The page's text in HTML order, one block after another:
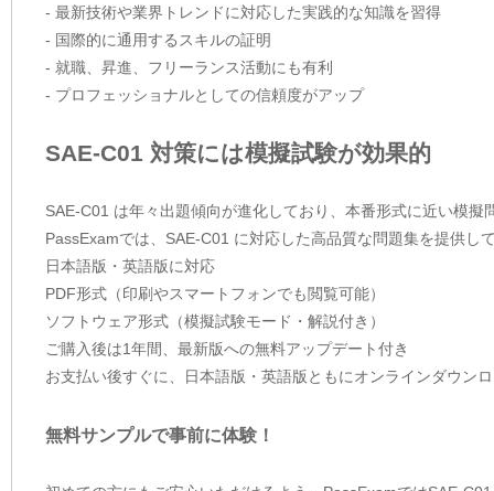
- 最新技術や業界トレンドに対応した実践的な知識を習得
- 国際的に通用するスキルの証明
- 就職、昇進、フリーランス活動にも有利
- プロフェッショナルとしての信頼度がアップ
SAE-C01 対策には模擬試験が効果的
SAE-C01 は年々出題傾向が進化しており、本番形式に近い模
PassExamでは、SAE-C01 に対応した高品質な問題集を提供し
日本語版・英語版に対応
PDF形式（印刷やスマートフォンでも閲覧可能）
ソフトウェア形式（模擬試験モード・解説付き）
ご購入後は1年間、最新版への無料アップデート付き
お支払い後すぐに、日本語版・英語版ともにオンラインダウン
無料サンプルで事前に体験！